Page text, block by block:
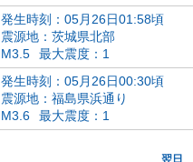
発生時刻：05月26日01:58頃
震源地：茨城県北部
M3.5
最大震度：1
発生時刻：05月26日00:30頃
震源地：福島県浜通り
M3.6
最大震度：1
翌日